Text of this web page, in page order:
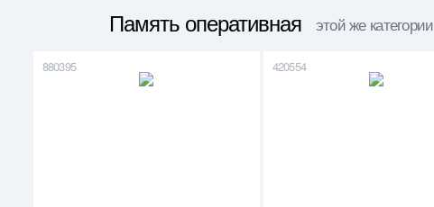
Память оперативная этой же категории
880395 420554